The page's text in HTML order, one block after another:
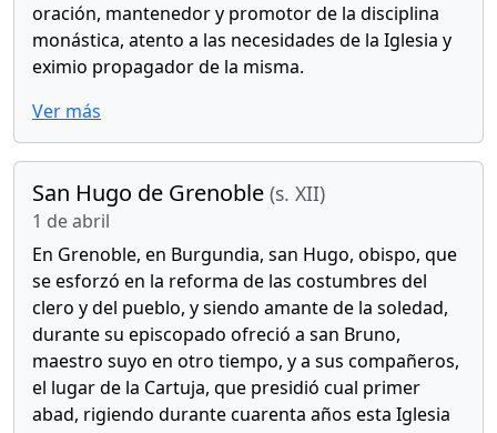
oración, mantenedor y promotor de la disciplina
monástica, atento a las necesidades de la Iglesia y
eximio propagador de la misma.
Ver más
San Hugo de Grenoble (s. XII)
1 de abril
En Grenoble, en Burgundia, san Hugo, obispo, que
se esforzó en la reforma de las costumbres del
clero y del pueblo, y siendo amante de la soledad,
durante su episcopado ofreció a san Bruno,
maestro suyo en otro tiempo, y a sus compañeros,
el lugar de la Cartuja, que presidió cual primer
abad, rigiendo durante cuarenta años esta Iglesia